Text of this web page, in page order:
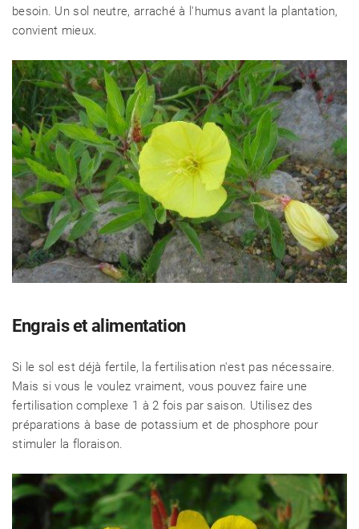
besoin. Un sol neutre, arraché à l'humus avant la plantation,
convient mieux.
Engrais et alimentation
Si le sol est déjà fertile, la fertilisation n'est pas nécessaire.
Mais si vous le voulez vraiment, vous pouvez faire une
fertilisation complexe 1 à 2 fois par saison. Utilisez des
préparations à base de potassium et de phosphore pour
stimuler la floraison.